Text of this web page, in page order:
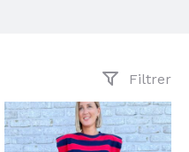
Filtrer